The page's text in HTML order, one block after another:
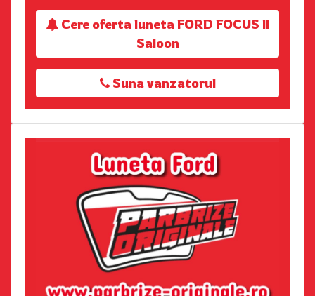
Cere oferta luneta FORD FOCUS II
Saloon
Suna vanzatorul